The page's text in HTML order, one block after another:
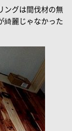
ングは間伐材の無
綺麗じゃなかった